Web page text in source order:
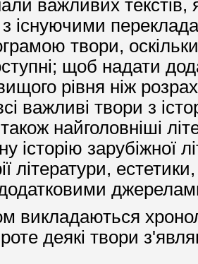
важливих текстів,
існуючими
твори,
щоб надати
рівня ніж
важливі твори з
найголовніші
історію зарубіжної
літератури,
викладаються
деякі твори